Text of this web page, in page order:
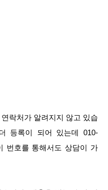
락처가 알려지지 않고 있습
등록이 되어 있는데 010-
번호를 통해서도 상담이 가